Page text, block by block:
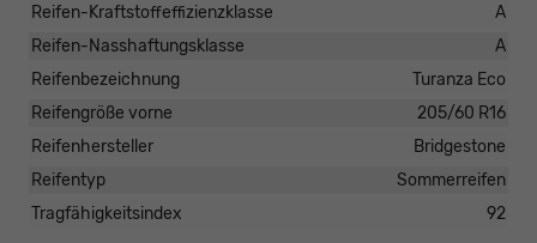
Reifen-Kraftstoffeffizienzklasse
A
Reifen-Nasshaftungsklasse
A
Reifenbezeichnung
Turanza Eco
Reifengröße vorne
205/60 R16
Reifenhersteller
Bridgestone
Reifentyp
Sommerreifen
Tragfähigkeitsindex
92